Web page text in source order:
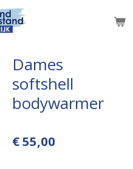
Dames
softshell
bodywarmer
€ 55,00